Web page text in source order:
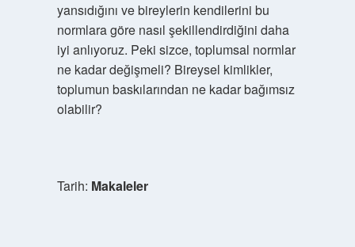
yansıdığını ve bireylerin kendilerini bu
normlara göre nasıl şekillendirdiğini daha
iyi anlıyoruz. Peki sizce, toplumsal normlar
ne kadar değişmeli? Bireysel kimlikler,
toplumun baskılarından ne kadar bağımsız
olabilir?
Tarih: Makaleler